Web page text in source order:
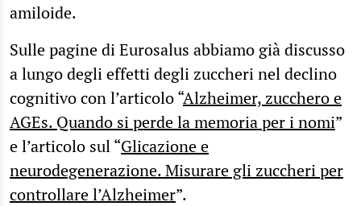
amiloide.
Sulle pagine di Eurosalus abbiamo già discusso
a lungo degli effetti degli zuccheri nel declino
cognitivo con l’articolo “Alzheimer, zucchero e
AGEs. Quando si perde la memoria per i nomi”
e l’articolo sul “Glicazione e
neurodegenerazione. Misurare gli zuccheri per
controllare l’Alzheimer”.